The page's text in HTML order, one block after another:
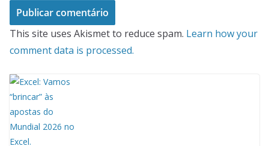
This site uses Akismet to reduce spam. Learn how your
comment data is processed.